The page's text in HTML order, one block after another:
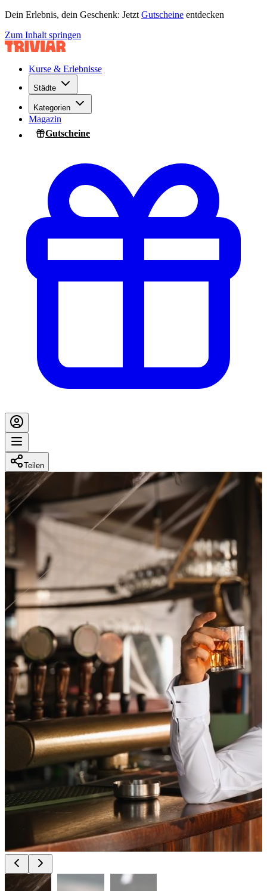
Dein Erlebnis, dein Geschenk: Jetzt Gutscheine entdecken
Zum Inhalt springen
Kurse & Erlebnisse
Städte
Kategorien
Magazin
Gutscheine
Teilen